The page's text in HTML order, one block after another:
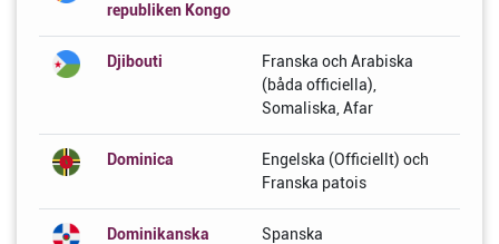
republiken Kongo
Djibouti
Franska och Arabiska
(båda officiella),
Somaliska, Afar
Dominica
Engelska (Officiellt) och
Franska patois
Dominikanska
Spanska